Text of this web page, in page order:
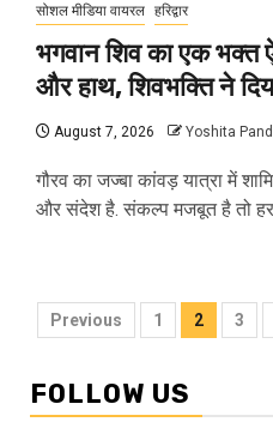
सोशल मीडिया वायरल हरिद्वार
भगवान शिव का एक भक्त
और हाथ, शिवभक्ति ने
August 7, 2026 Yoshita
गौरव का जज्बा कांवड़ यात्रा में
और संदेश है. संकल्प मजबूत है तो
Posts
Previous 1 2 3
FOLLOW US